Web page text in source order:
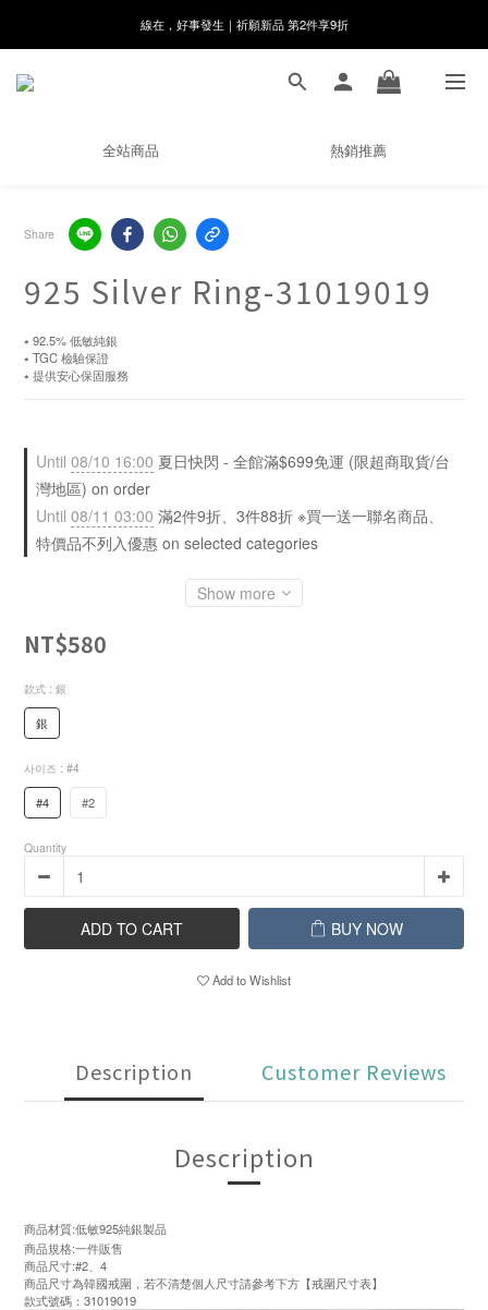
8月月初限定｜指定分類滿件88折！
🌸新會員限定🌸註冊送$100購物金
8月月初限定｜指定分類滿件88折！
全站商品 熱銷推薦
Share
925 Silver Ring-31019019
⭑ 92.5% 低敏純銀
⭑ TGC 檢驗保證
⭑ 提供安心保固服務
Until 08/10 16:00 夏日快閃 - 全館滿$699免運 (限超商取貨/台
灣地區) on order
Until 08/11 03:00 滿2件9折、3件88折 ※買一送一聯名商品、
特價品不列入優惠 on selected categories
Show more
NT$580
款式 : 銀
銀
사이즈 : #4
#4 #2
Quantity
ADD TO CART BUY NOW
Add to Wishlist
Description Customer Reviews
Description
商品材質:低敏925純銀製品
商品規格:一件販售
商品尺寸:#2、4
商品尺寸為韓國戒圍，若不清楚個人尺寸請參考下方【戒圍尺寸表】
款式號碼：31019019